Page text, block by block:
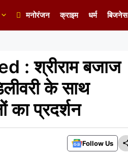
मनोरंजन क्राइम धर्म बिजनेस
श्रीराम बजाज
के साथ
का प्रदर्शन
Follow Us